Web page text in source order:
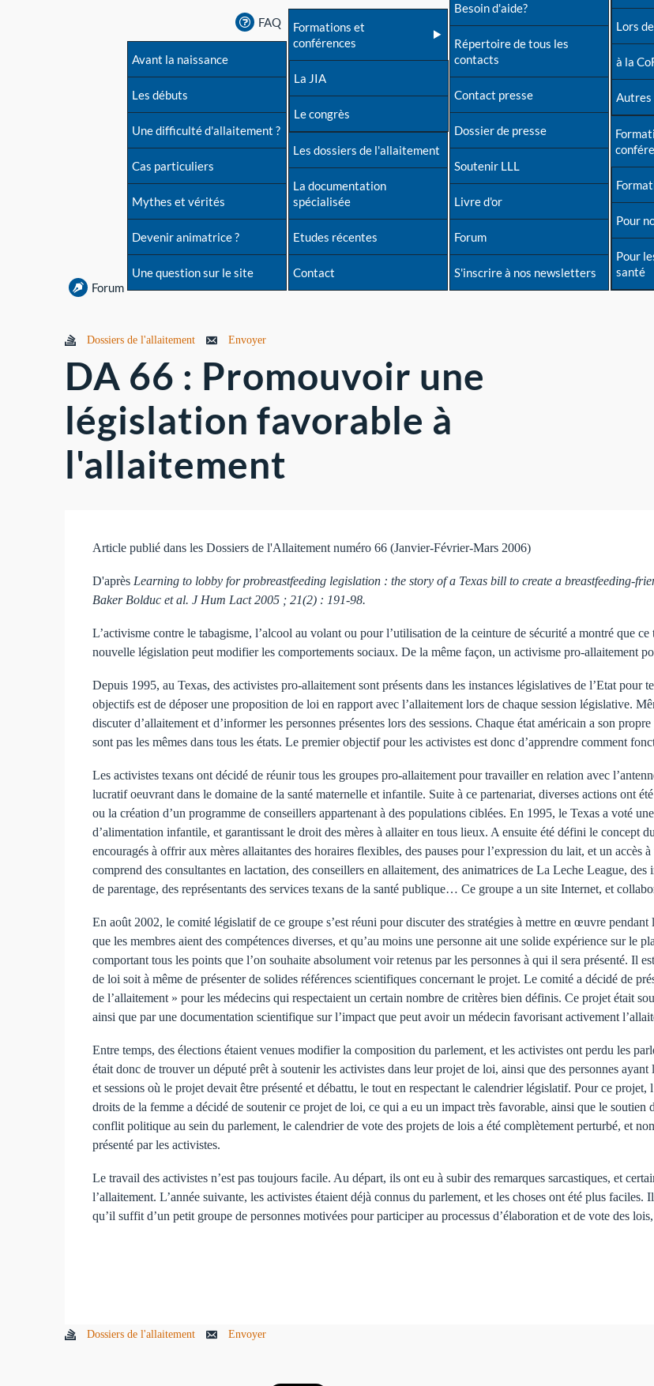
Forum
FAQ
Avant la naissance
Les débuts
Une difficulté d'allaitement ?
Cas particuliers
Mythes et vérités
Devenir animatrice ?
Une question sur le site
Formations et
conférences
La JIA
Le congrès
Les dossiers de l'allaitement
La documentation
spécialisée
Etudes récentes
Contact
Besoin d'aide?
Répertoire de tous les
contacts
Contact presse
Dossier de presse
Soutenir LLL
Livre d'or
Forum
S'inscrire à nos newsletters
Lors
à la
Pour
Pour
santé
Dossiers de l'allaitement Envoyer
DA 66 : Promouvoir une
législation favorable à
l'allaitement
Article publié dans les Dossiers de l'Allaitement numéro 66 (Janvier-Février-Mars 2006)
D'après Learning to lobby for probreastfeeding legislation : the story of a Texas bill to create a breastfeeding-
Baker Bolduc et al. J Hum Lact 2005 ; 21(2) : 191-98.
L’activisme contre le tabagisme, l’alcool au volant ou pour l’utilisation de la ceinture de sécurité a montré que
nouvelle législation peut modifier les comportements sociaux. De la même façon, un activisme pro-allaitement
Depuis 1995, au Texas, des activistes pro-allaitement sont présents dans les instances législatives de l’Etat pour
objectifs est de déposer une proposition de loi en rapport avec l’allaitement lors de chaque session législative.
discuter d’allaitement et d’informer les personnes présentes lors des sessions. Chaque état américain a son
sont pas les mêmes dans tous les états. Le premier objectif pour les activistes est donc d’apprendre comment
Les activistes texans ont décidé de réunir tous les groupes pro-allaitement pour travailler en relation avec
lucratif oeuvrant dans le domaine de la santé maternelle et infantile. Suite à ce partenariat, diverses actions ont
ou la création d’un programme de conseillers appartenant à des populations ciblées. En 1995, le Texas a voté
d’alimentation infantile, et garantissant le droit des mères à allaiter en tous lieux. A ensuite été défini le concept
encouragés à offrir aux mères allaitantes des horaires flexibles, des pauses pour l’expression du lait, et un
comprend des consultantes en lactation, des conseillers en allaitement, des animatrices de La Leche League,
de parentage, des représentants des services texans de la santé publique… Ce groupe a un site Internet, et
En août 2002, le comité législatif de ce groupe s’est réuni pour discuter des stratégies à mettre en œuvre
que les membres aient des compétences diverses, et qu’au moins une personne ait une solide expérience sur le
comportant tous les points que l’on souhaite absolument voir retenus par les personnes à qui il sera présenté. Il
de loi soit à même de présenter de solides références scientifiques concernant le projet. Le comité a décidé de
de l’allaitement » pour les médecins qui respectaient un certain nombre de critères bien définis. Ce projet était
ainsi que par une documentation scientifique sur l’impact que peut avoir un médecin favorisant activement
Entre temps, des élections étaient venues modifier la composition du parlement, et les activistes ont perdu les
était donc de trouver un député prêt à soutenir les activistes dans leur projet de loi, ainsi que des personnes
et sessions où le projet devait être présenté et débattu, le tout en respectant le calendrier législatif. Pour ce projet,
droits de la femme a décidé de soutenir ce projet de loi, ce qui a eu un impact très favorable, ainsi que le soutien
conflit politique au sein du parlement, le calendrier de vote des projets de lois a été complètement perturbé, et
présenté par les activistes.
Le travail des activistes n’est pas toujours facile. Au départ, ils ont eu à subir des remarques sarcastiques, et
l’allaitement. L’année suivante, les activistes étaient déjà connus du parlement, et les choses ont été plus
qu’il suffit d’un petit groupe de personnes motivées pour participer au processus d’élaboration et de vote des
Dossiers de l'allaitement Envoyer